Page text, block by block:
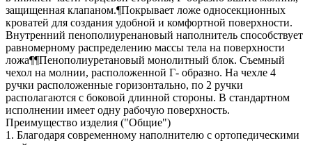
защищенная клапаном.¶Покрывает ложе односекционных
кроватей для создания удобной и комфортной поверхности.
Внутренний пенополиуренановый наполнитель способствует
равномерному распределению массы тела на поверхности
ложа¶¶Пенополиуретановый монолитный блок. Съемный
чехол на молнии, расположенной Г- образно. На чехле 4
ручки расположенные горизонтально, по 2 ручки
располагаются с боковой длинной стороны. В стандартном
исполнении имеет одну рабочую поверхность.
Преимущество изделия ("Общие")
1. Благодаря современному наполнителю с ортопедическими